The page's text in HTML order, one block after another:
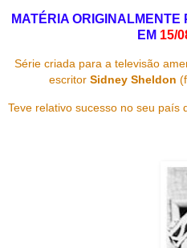
MATÉRIA
EM 15/
Série criada para a televisão
escritor Sidney Sheldon
Teve relativo sucesso no seu país